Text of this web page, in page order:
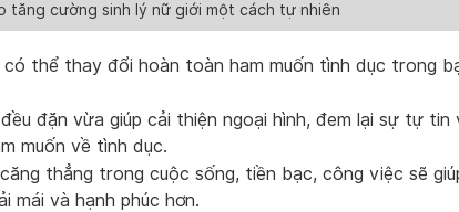
tăng cường sinh lý nữ giới một cách tự nhiên
thể thay đổi hoàn toàn ham muốn tình dục trong
đặn vừa giúp cải thiện ngoại hình, đem lại sự tự tin
muốn về tình dục.
thẳng trong cuộc sống, tiền bạc, công việc sẽ
mái và hạnh phúc hơn.